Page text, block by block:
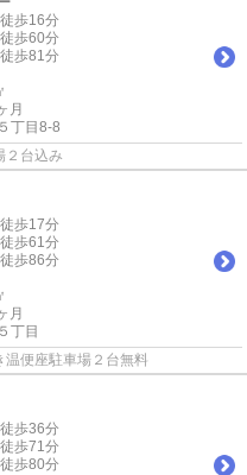
徒歩16分
徒歩60分
徒歩81分
月
５丁目8-8
２台込み
徒歩17分
徒歩61分
徒歩86分
月
５丁目
便座駐車場２台無料
徒歩36分
徒歩71分
徒歩80分